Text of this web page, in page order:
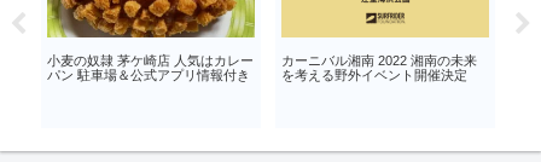
小麦の奴隷 茅ケ崎店 人気はカレー
パン 駐車場＆公式アプリ情報付き
カーニバル湘南 2022 湘南の未来
を考える野外イベント開催決定